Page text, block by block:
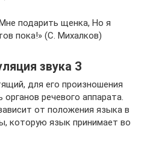
подарить щенка, Но я
пока!» (С. Михалков)
звука З
для его произношения
речевого аппарата.
от положения языка в
которую язык принимает во